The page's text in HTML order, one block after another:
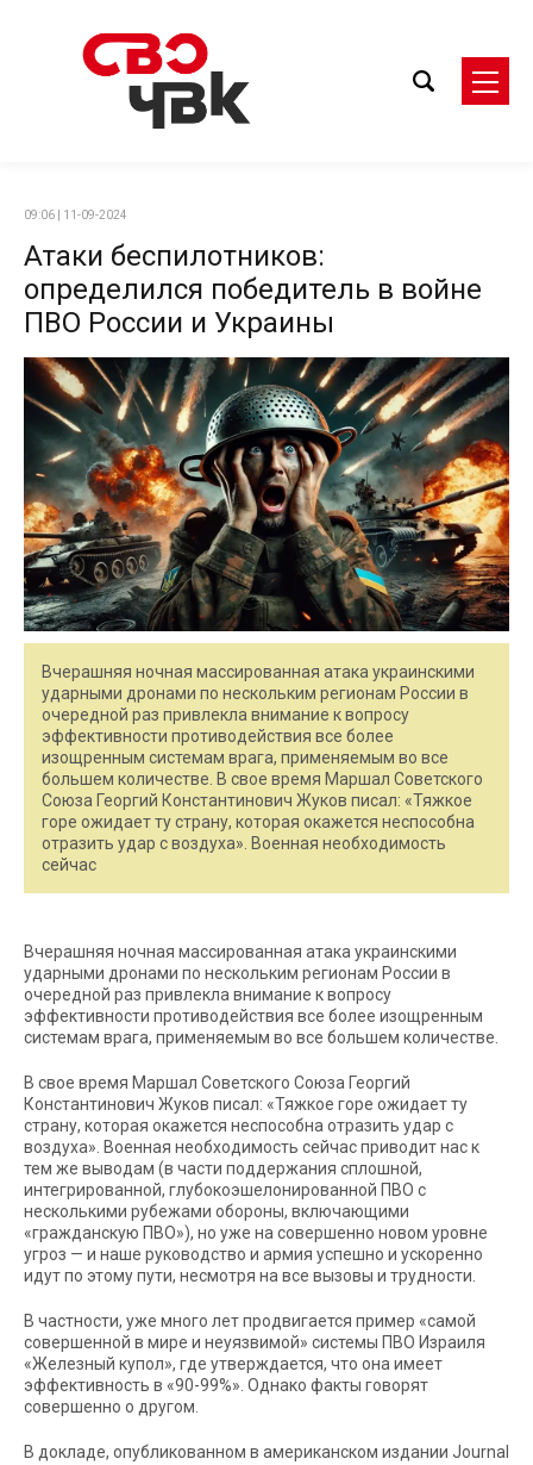
09:06 | 11-09-2024
Атаки беспилотников:
определился победитель в войне
ПВО России и Украины
Вчерашняя ночная массированная атака украинскими
ударными дронами по нескольким регионам России в
очередной раз привлекла внимание к вопросу
эффективности противодействия все более
изощренным системам врага, применяемым во все
большем количестве. В свое время Маршал Советского
Союза Георгий Константинович Жуков писал: «Тяжкое
горе ожидает ту страну, которая окажется неспособна
отразить удар с воздуха». Военная необходимость
сейчас
Вчерашняя ночная массированная атака украинскими
ударными дронами по нескольким регионам России в
очередной раз привлекла внимание к вопросу
эффективности противодействия все более изощренным
системам врага, применяемым во все большем количестве.
В свое время Маршал Советского Союза Георгий
Константинович Жуков писал: «Тяжкое горе ожидает ту
страну, которая окажется неспособна отразить удар с
воздуха». Военная необходимость сейчас приводит нас к
тем же выводам (в части поддержания сплошной,
интегрированной, глубокоэшелонированной ПВО с
несколькими рубежами обороны, включающими
«гражданскую ПВО»), но уже на совершенно новом уровне
угроз — и наше руководство и армия успешно и ускоренно
идут по этому пути, несмотря на все вызовы и трудности.
В частности, уже много лет продвигается пример «самой
совершенной в мире и неуязвимой» системы ПВО Израиля
«Железный купол», где утверждается, что она имеет
эффективность в «90-99%». Однако факты говорят
совершенно о другом.
В докладе, опубликованном в американском издании Journal